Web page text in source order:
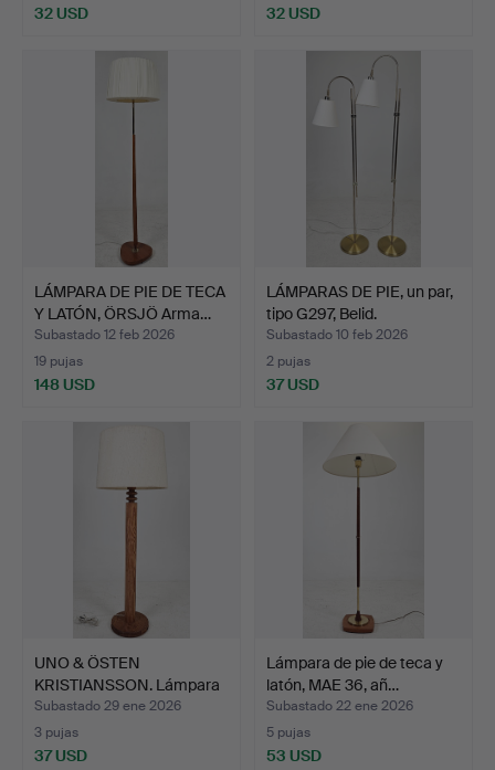
32 USD 32 USD
LÁMPARA DE PIE DE TECA
Y LATÓN, ÖRSJÖ Arma…
Subastado 12 feb 2026
19 pujas
148 USD
LÁMPARAS DE PIE, un par,
tipo G297, Belid.
Subastado 10 feb 2026
2 pujas
37 USD
UNO & ÖSTEN
KRISTIANSSON. Lámpara
de pie, …
Subastado 29 ene 2026
3 pujas
37 USD
Lámpara de pie de teca y
latón, MAE 36, añ…
Subastado 22 ene 2026
5 pujas
53 USD